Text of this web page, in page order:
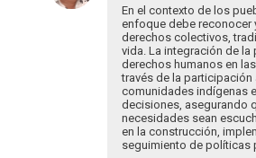
Estimada
Luciana,
parece
muy…
Gracedede
En el contexto de los
enfoque debe reconocer
derechos colectivos,
vida. La integración de la
derechos humanos en
través de la participación
comunidades indígenas
decisiones, asegurando
necesidades sean
en la construcción,
seguimiento de políticas